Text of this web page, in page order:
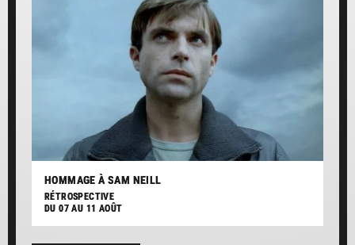
HOMMAGE À SAM NEILL
RÉTROSPECTIVE
DU 07 AU 11 AOÛT